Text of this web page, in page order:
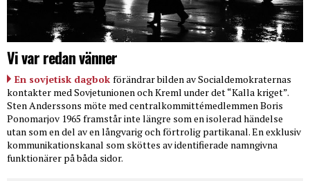
Vi var redan vänner
En sovjetisk dagbok förändrar bilden av Socialdemokraternas
kontakter med Sovjetunionen och Kreml under det “Kalla kriget”.
Sten Anderssons möte med centralkommittémedlemmen Boris
Ponomarjov 1965 framstår inte längre som en isolerad händelse
utan som en del av en långvarig och förtrolig partikanal. En exklusiv
kommunikationskanal som sköttes av identifierade namngivna
funktionärer på båda sidor.